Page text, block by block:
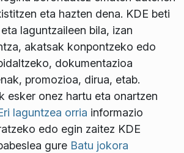
eta hazten dena. KDE beti
laguntzaileen bila, izan
akatsak konpontzeko edo
dokumentazioa
promozioa, dirua, etab.
esker onez hartu eta onartzen
laguntzea orria informazio
edo egin zaitez KDE
gure Batu jokora